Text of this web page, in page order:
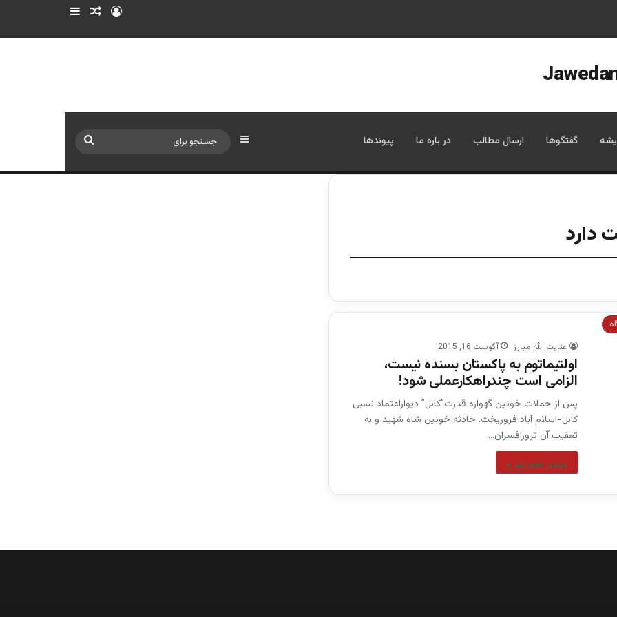
ورود نوشته تصادفی
گفتگوها ارسال مطالب در باره ما پیوندها سایدبار
دارد
عنایت الله مبارز آگوست 16, 2015
اولتیماتوم به پاکستان بسنده نیست،
الزامی است چندراهکارعملی شود‍!
پس از حملات خونین گهواره قدرت”کابل” دیواراعتماد نسبی
کابل-اسلام آباد فروریخت. حادثه خونین شاه شهید و به
تعقیب آن ترورافسران…
بیشتر بخوانید »